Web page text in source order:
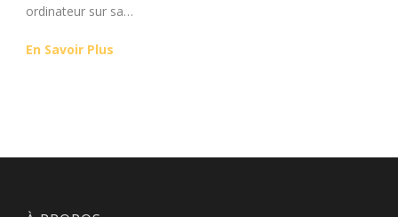
ordinateur sur sa…
En Savoir Plus